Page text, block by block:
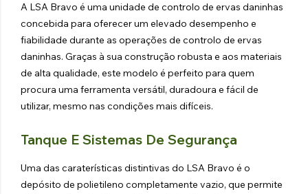
A LSA Bravo é uma unidade de controlo de ervas daninhas
concebida para oferecer um elevado desempenho e
fiabilidade durante as operações de controlo de ervas
daninhas. Graças à sua construção robusta e aos materiais
de alta qualidade, este modelo é perfeito para quem
procura uma ferramenta versátil, duradoura e fácil de
utilizar, mesmo nas condições mais difíceis.
Tanque E Sistemas De Segurança
Uma das caraterísticas distintivas do LSA Bravo é o
depósito de polietileno completamente vazio, que permite